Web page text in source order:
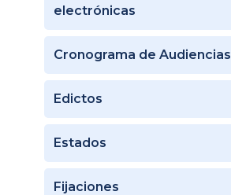
electrónicas
Cronograma de Audiencias
Edictos
Estados
Fijaciones